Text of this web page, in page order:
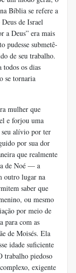
Bíblia se refere a
de Israel
a Deus” era mais
pudesse submetê-
de seu trabalho.
todos os dias
se tornaria
mulher que
e forjou uma
alívio por ter
por sua dor
que realmente
de Noé — a
outro lugar na
saber que
ou mesmo
por meio de
para com as
de Moisés. Ela
idade suficiente
trabalho piedoso
exigente